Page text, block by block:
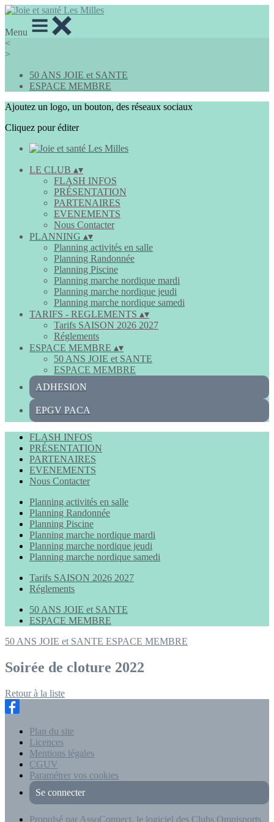
Menu
<
>
50 ANS JOIE et SANTE
ESPACE MEMBRE
Ajoutez un logo, un bouton, des réseaux sociaux
Cliquez pour éditer
LE CLUB ▴▾
FLASH INFOS
PRÉSENTATION
PARTENAIRES
EVENEMENTS
Nous Contacter
PLANNING ▴▾
Planning activités en salle
Planning Randonnée
Planning Piscine
Planning marche nordique mardi
Planning marche nordique jeudi
Planning marche nordique samedi
TARIFS - REGLEMENTS ▴▾
Tarifs SAISON 2026 2027
Réglements
ESPACE MEMBRE ▴▾
50 ANS JOIE et SANTE
ESPACE MEMBRE
ADHESION
EPGV PACA
FLASH INFOS
PRÉSENTATION
PARTENAIRES
EVENEMENTS
Nous Contacter
Planning activités en salle
Planning Randonnée
Planning Piscine
Planning marche nordique mardi
Planning marche nordique jeudi
Planning marche nordique samedi
Tarifs SAISON 2026 2027
Réglements
50 ANS JOIE et SANTE
ESPACE MEMBRE
50 ANS JOIE et SANTE ESPACE MEMBRE
Soirée de cloture 2022
Retour à la liste
Plan du site
Licences
Mentions légales
CGUV
Paramétrer vos cookies
Se connecter
Propulsé par AssoConnect, le logiciel des Clubs Omnisports